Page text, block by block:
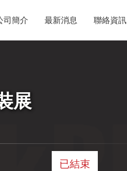
司簡介 最新消息 聯絡資訊
展
已結束